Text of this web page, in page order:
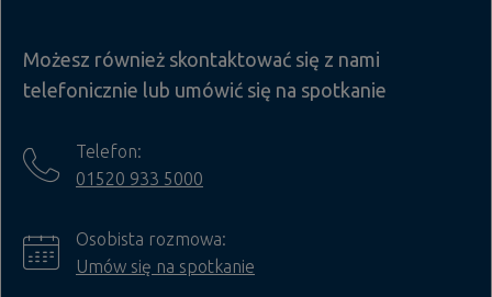
Możesz również skontaktować się z nami
telefonicznie lub umówić się na spotkanie
Telefon:
01520 933 5000
Osobista rozmowa:
Umów się na spotkanie